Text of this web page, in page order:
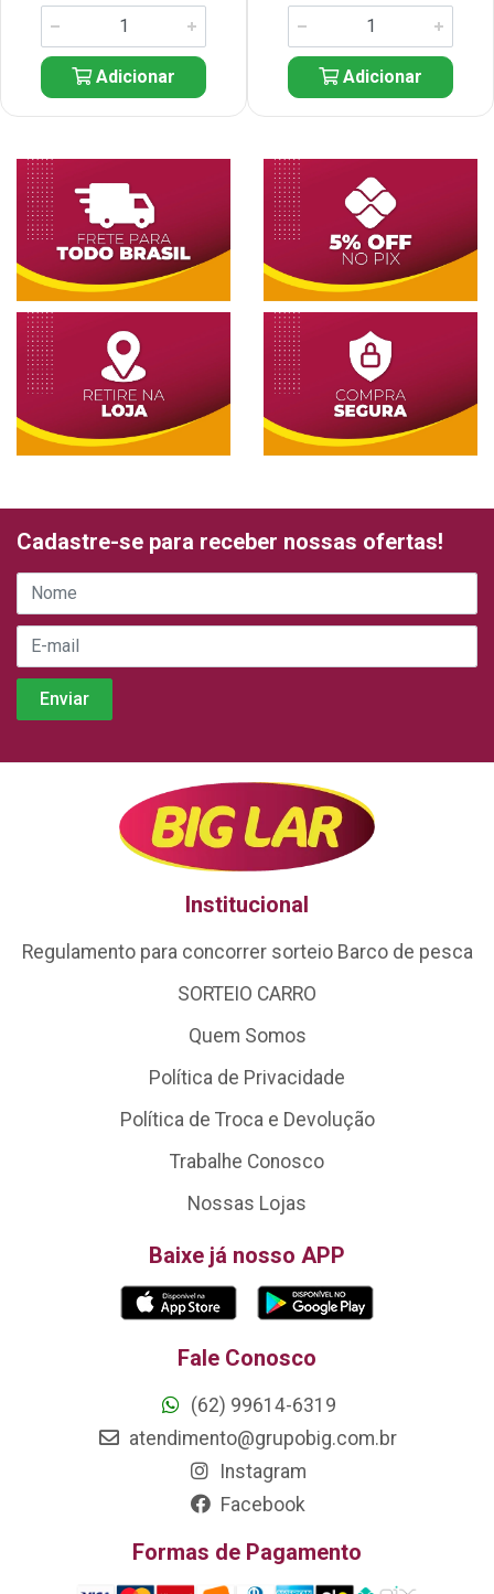
Adicionar Adicionar
Cadastre-se para receber nossas ofertas!
Institucional
Regulamento para concorrer sorteio Barco de pesca
SORTEIO CARRO
Quem Somos
Política de Privacidade
Política de Troca e Devolução
Trabalhe Conosco
Nossas Lojas
Baixe já nosso APP
Fale Conosco
(62) 99614-6319
atendimento@grupobig.com.br
Instagram
Facebook
Formas de Pagamento